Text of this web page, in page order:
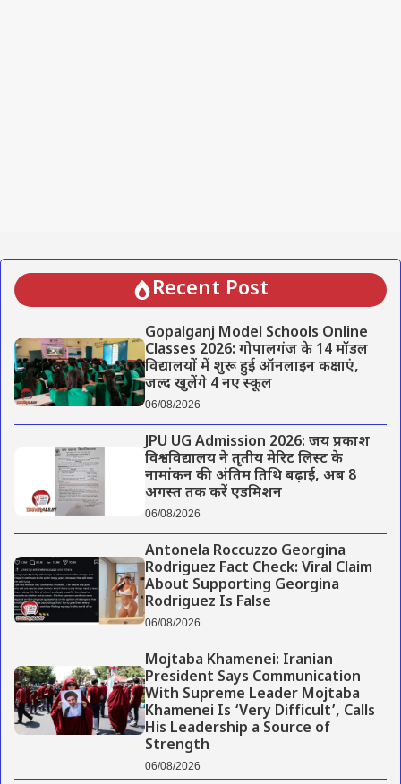
Recent Post
Gopalganj Model Schools Online
Classes 2026: गोपालगंज के 14 मॉडल
विद्यालयों में शुरू हुई ऑनलाइन कक्षाएं,
जल्द खुलेंगे 4 नए स्कूल
06/08/2026
JPU UG Admission 2026: जय प्रकाश
विश्वविद्यालय ने तृतीय मेरिट लिस्ट के
नामांकन की अंतिम तिथि बढ़ाई, अब 8
अगस्त तक करें एडमिशन
06/08/2026
Antonela Roccuzzo Georgina
Rodriguez Fact Check: Viral Claim
About Supporting Georgina
Rodriguez Is False
06/08/2026
Mojtaba Khamenei: Iranian
President Says Communication
With Supreme Leader Mojtaba
Khamenei Is ‘Very Difficult’, Calls
His Leadership a Source of
Strength
06/08/2026